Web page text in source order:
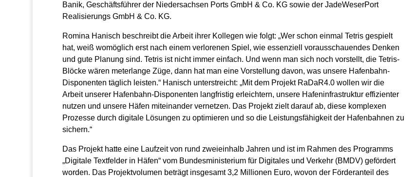
Banik, Geschäftsführer der Niedersachsen Ports GmbH & Co. KG sowie der JadeWeserPort
Realisierungs GmbH & Co. KG.
Romina Hanisch beschreibt die Arbeit ihrer Kollegen wie folgt: „Wer schon einmal Tetris gespielt
hat, weiß womöglich erst nach einem verlorenen Spiel, wie essenziell vorausschauendes Denken
und gute Planung sind. Tetris ist nicht immer einfach. Und wenn man sich noch vorstellt, die Tetris-
Blöcke wären meterlange Züge, dann hat man eine Vorstellung davon, was unsere Hafenbahn-
Disponenten täglich leisten.“ Hanisch unterstreicht: „Mit dem Projekt RaDaR4.0 wollen wir die
Arbeit unserer Hafenbahn-Disponenten langfristig erleichtern, unsere Hafeninfrastruktur effizienter
nutzen und unsere Häfen miteinander vernetzen. Das Projekt zielt darauf ab, diese komplexen
Prozesse durch digitale Lösungen zu optimieren und so die Leistungsfähigkeit der Hafenbahnen zu
sichern.“
Das Projekt hatte eine Laufzeit von rund zweieinhalb Jahren und ist im Rahmen des Programms
„Digitale Textfelder in Häfen“ vom Bundesministerium für Digitales und Verkehr (BMDV) gefördert
worden. Das Projektvolumen beträgt insgesamt 3,2 Millionen Euro, wovon der Förderanteil des